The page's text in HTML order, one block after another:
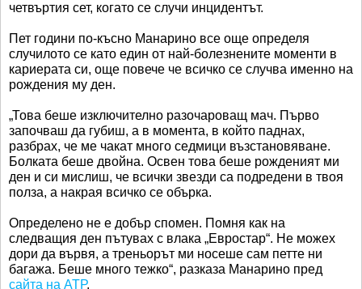
четвъртия сет, когато се случи инцидентът.
Пет години по-късно Манарино все още определя
случилото се като един от най-болезнените моменти в
кариерата си, още повече че всичко се случва именно на
рождения му ден.
„Това беше изключително разочароващ мач. Първо
започваш да губиш, а в момента, в който паднах,
разбрах, че ме чакат много седмици възстановяване.
Болката беше двойна. Освен това беше рожденият ми
ден и си мислиш, че всички звезди са подредени в твоя
полза, а накрая всичко се обърка.
Определено не е добър спомен. Помня как на
следващия ден пътувах с влака „Евростар“. Не можех
дори да вървя, а треньорът ми носеше сам петте ни
багажа. Беше много тежко“, разказа Манарино пред
сайта на АТР.